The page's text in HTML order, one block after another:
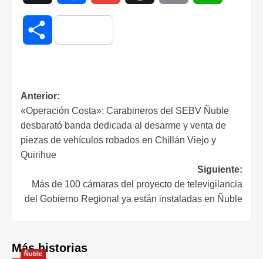
Compartir
Anterior:
«Operación Costa»: Carabineros del SEBV Ñuble
desbarató banda dedicada al desarme y venta de
piezas de vehículos robados en Chillán Viejo y
Quirihue
Siguiente:
Más de 100 cámaras del proyecto de televigilancia
del Gobierno Regional ya están instaladas en Ñuble
Más historias
Ñuble